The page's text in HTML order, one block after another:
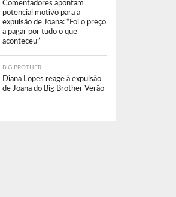
Comentadores apontam
potencial motivo para a
expulsão de Joana: “Foi o preço
a pagar por tudo o que
aconteceu”
BIG BROTHER
Diana Lopes reage à expulsão
de Joana do Big Brother Verão